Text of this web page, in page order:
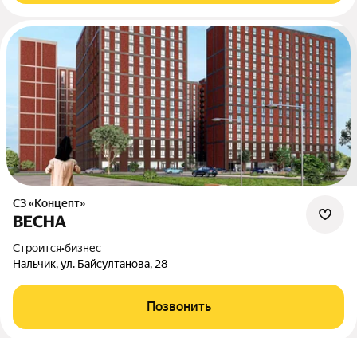
СЗ «Концепт»
ВЕСНА
Строится•бизнес
Нальчик, ул. Байсултанова, 28
Позвонить